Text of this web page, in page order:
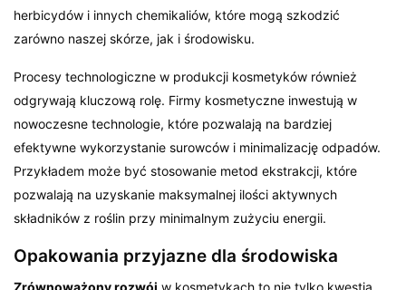
herbicydów i innych chemikaliów, które mogą szkodzić
zarówno naszej skórze, jak i środowisku.
Procesy technologiczne w produkcji kosmetyków również
odgrywają kluczową rolę. Firmy kosmetyczne inwestują w
nowoczesne technologie, które pozwalają na bardziej
efektywne wykorzystanie surowców i minimalizację odpadów.
Przykładem może być stosowanie metod ekstrakcji, które
pozwalają na uzyskanie maksymalnej ilości aktywnych
składników z roślin przy minimalnym zużyciu energii.
Opakowania przyjazne dla środowiska
Zrównoważony rozwój w kosmetykach to nie tylko kwestia